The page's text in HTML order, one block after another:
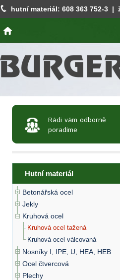
hutní materiál: 608 363 752-3 |
Rádi vám odborně
poradíme
Hutní materiál
Betonářská ocel
Jekly
Kruhová ocel
Kruhová ocel tažená
Kruhová ocel válcovaná
Nosníky I, IPE, U, HEA, HEB
Ocel čtvercová
Plechy